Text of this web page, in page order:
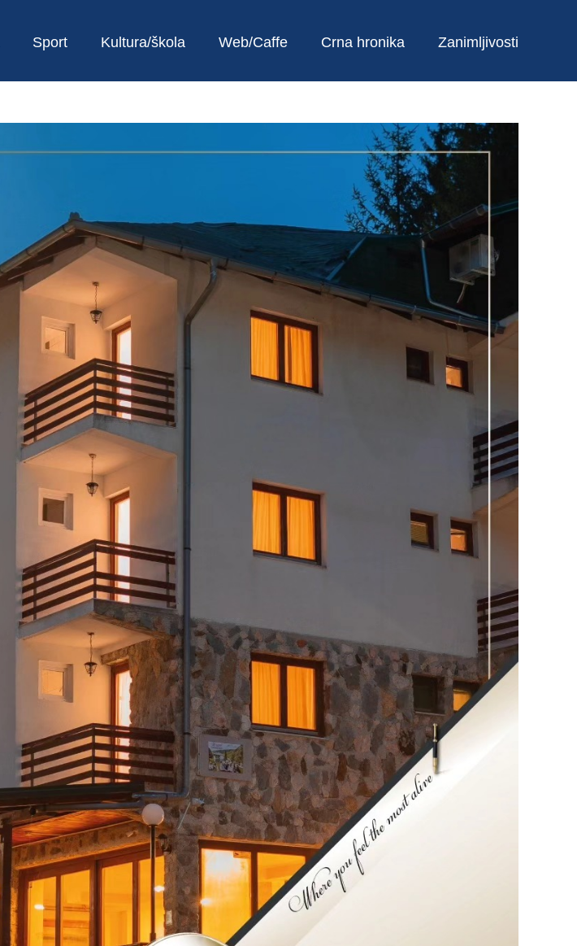
Sport Kultura/škola Web/Caffe Crna hronika Zanimljivosti